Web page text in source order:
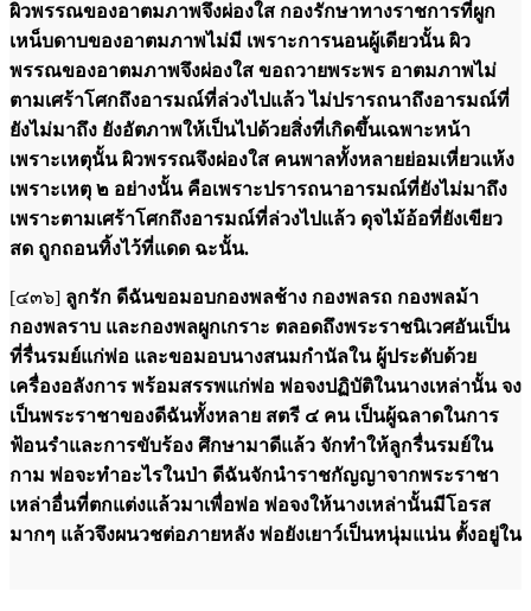
ผิวพรรณของอาตมภาพจึงผ่องใส กองรักษาทางราชการที่ผูก
เหน็บดาบของอาตมภาพไม่มี เพราะการนอนผู้เดียวนั้น ผิว
พรรณของอาตมภาพจึงผ่องใส ขอถวายพระพร อาตมภาพไม่
ตามเศร้าโศกถึงอารมณ์ที่ล่วงไปแล้ว ไม่ปรารถนาถึงอารมณ์ที่
ยังไม่มาถึง ยังอัตภาพให้เป็นไปด้วยสิ่งที่เกิดขึ้นเฉพาะหน้า
เพราะเหตุนั้น ผิวพรรณจึงผ่องใส คนพาลทั้งหลายย่อมเหี่ยวแห้ง
เพราะเหตุ ๒ อย่างนั้น คือเพราะปรารถนาอารมณ์ที่ยังไม่มาถึง
เพราะตามเศร้าโศกถึงอารมณ์ที่ล่วงไปแล้ว ดุจไม้อ้อที่ยังเขียว
สด ถูกถอนทิ้งไว้ที่แดด ฉะนั้น.
[๔๓๖] ลูกรัก ดีฉันขอมอบกองพลช้าง กองพลรถ กองพลม้า
กองพลราบ และกองพลผูกเกราะ ตลอดถึงพระราชนิเวศอันเป็น
ที่รื่นรมย์แก่พ่อ และขอมอบนางสนมกำนัลใน ผู้ประดับด้วย
เครื่องอลังการ พร้อมสรรพแก่พ่อ พ่อจงปฏิบัติในนางเหล่านั้น จง
เป็นพระราชาของดีฉันทั้งหลาย สตรี ๔ คน เป็นผู้ฉลาดในการ
ฟ้อนรำและการขับร้อง ศึกษามาดีแล้ว จักทำให้ลูกรื่นรมย์ใน
กาม พ่อจะทำอะไรในป่า ดีฉันจักนำราชกัญญาจากพระราชา
เหล่าอื่นที่ตกแต่งแล้วมาเพื่อพ่อ พ่อจงให้นางเหล่านั้นมีโอรส
มากๆ แล้วจึงผนวชต่อภายหลัง พ่อยังเยาว์เป็นหนุ่มแน่น ตั้งอยู่ใน